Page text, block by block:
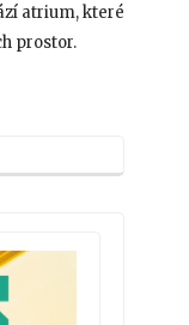
atrium, které
prostor.